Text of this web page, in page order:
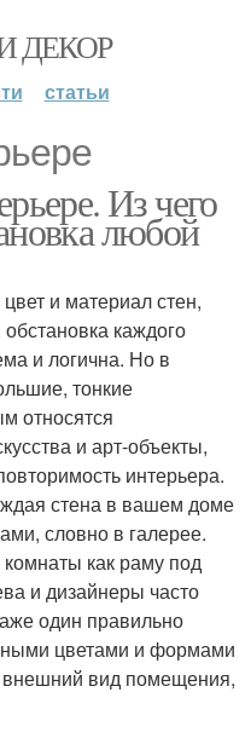
ДЕКОР
статьи
Из чего
любой
и материал стен,
каждого
и логична. Но в
тонкие
относятся
и арт-объекты,
интерьера.
стена в вашем доме
словно в галерее.
как раму под
и дизайнеры часто
один правильно
цветами и формами
внешний вид помещения,